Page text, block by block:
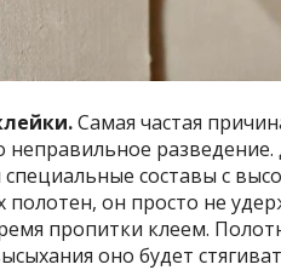
Самая частая
неправильное
составы с
он просто не
пропитки клеем.
оно будет